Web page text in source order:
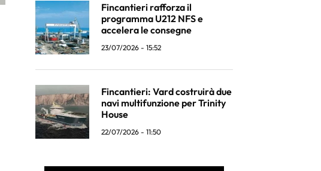
Fincantieri rafforza il
programma U212 NFS e
accelera le consegne
23/07/2026 - 15:52
Fincantieri: Vard costruirà due
navi multifunzione per Trinity
House
22/07/2026 - 11:50